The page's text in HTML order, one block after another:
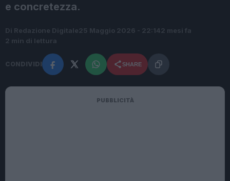
e concretezza.
Di Redazione Digitale25 Maggio 2026 - 22:142 mesi fa
2 min di lettura
CONDIVIDI SHARE
PUBBLICITÀ